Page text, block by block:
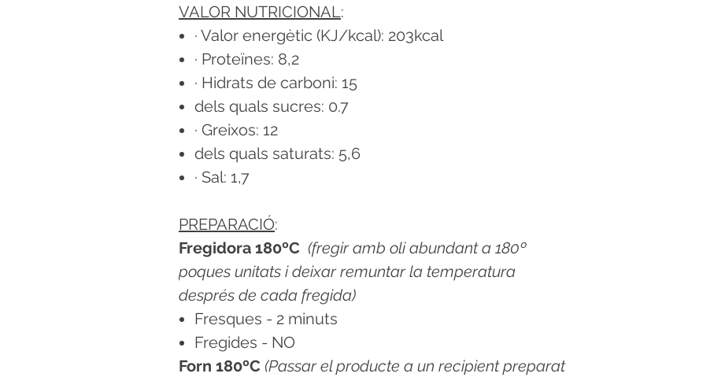
VALOR NUTRICIONAL:
· Valor energètic (KJ/kcal): 203kcal
· Proteïnes: 8,2
· Hidrats de carboni: 15
dels quals sucres: 0.7
· Greixos: 12
dels quals saturats: 5,6
· Sal: 1,7
PREPARACIÓ:
Fregidora 180ºC (fregir amb oli abundant a 180º
poques unitats i deixar remuntar la temperatura
després de cada fregida)
Fresques - 2 minuts
Fregides - NO
Forn 180ºC (Passar el producte a un recipient preparat